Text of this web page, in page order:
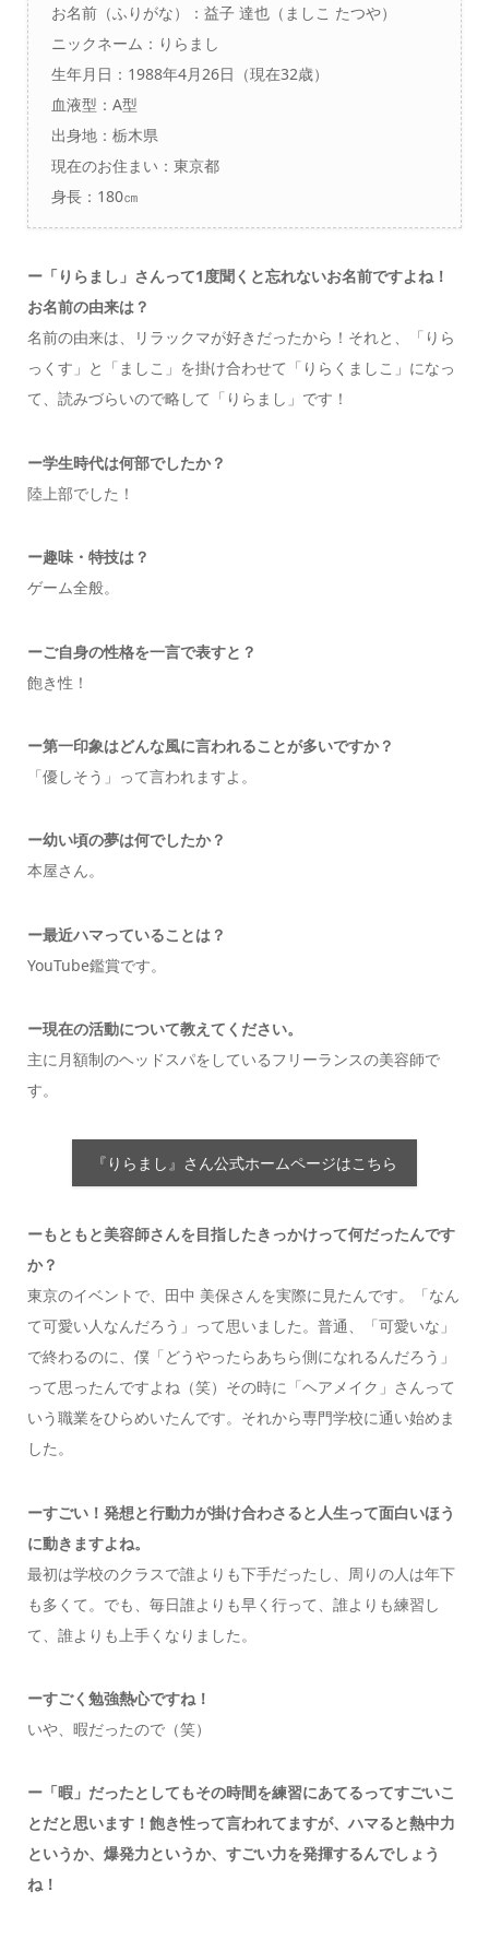
お名前（ふりがな）：益子 達也（ましこ たつや）
ニックネーム：りらまし
生年月日：1988年4月26日（現在32歳）
血液型：A型
出身地：栃木県
現在のお住まい：東京都
身長：180㎝
ー「りらまし」さんって1度聞くと忘れないお名前ですよね！
お名前の由来は？
名前の由来は、リラックマが好きだったから！それと、「りら
っくす」と「ましこ」を掛け合わせて「りらくましこ」になっ
て、読みづらいので略して「りらまし」です！
ー学生時代は何部でしたか？
陸上部でした！
ー趣味・特技は？
ゲーム全般。
ーご自身の性格を一言で表すと？
飽き性！
ー第一印象はどんな風に言われることが多いですか？
「優しそう」って言われますよ。
ー幼い頃の夢は何でしたか？
本屋さん。
ー最近ハマっていることは？
YouTube鑑賞です。
ー現在の活動について教えてください。
主に月額制のヘッドスパをしているフリーランスの美容師で
す。
『りらまし』さん公式ホームページはこちら
ーもともと美容師さんを目指したきっかけって何だったんです
か？
東京のイベントで、田中 美保さんを実際に見たんです。「なん
て可愛い人なんだろう」って思いました。普通、「可愛いな」
で終わるのに、僕「どうやったらあちら側になれるんだろう」
って思ったんですよね（笑）その時に「ヘアメイク」さんって
いう職業をひらめいたんです。それから専門学校に通い始めま
した。
ーすごい！発想と行動力が掛け合わさると人生って面白いほう
に動きますよね。
最初は学校のクラスで誰よりも下手だったし、周りの人は年下
も多くて。でも、毎日誰よりも早く行って、誰よりも練習し
て、誰よりも上手くなりました。
ーすごく勉強熱心ですね！
いや、暇だったので（笑）
ー「暇」だったとしてもその時間を練習にあてるってすごいこ
とだと思います！飽き性って言われてますが、ハマると熱中力
というか、爆発力というか、すごい力を発揮するんでしょう
ね！